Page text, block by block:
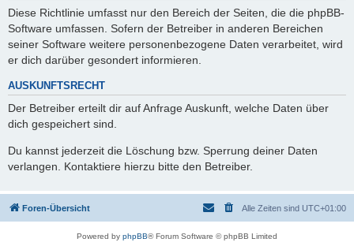
Diese Richtlinie umfasst nur den Bereich der Seiten, die die phpBB-
Software umfassen. Sofern der Betreiber in anderen Bereichen
seiner Software weitere personenbezogene Daten verarbeitet, wird
er dich darüber gesondert informieren.
AUSKUNFTSRECHT
Der Betreiber erteilt dir auf Anfrage Auskunft, welche Daten über
dich gespeichert sind.
Du kannst jederzeit die Löschung bzw. Sperrung deiner Daten
verlangen. Kontaktiere hierzu bitte den Betreiber.
Foren-Übersicht Alle Zeiten sind UTC+01:00
Powered by phpBB® Forum Software © phpBB Limited